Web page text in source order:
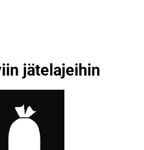
jätelajeihin